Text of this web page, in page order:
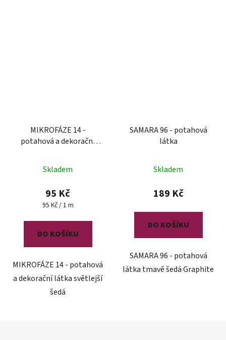
MIKROFÁZE 14 -
potahová a dekorační
Skladem
95 Kč
Měrná
95 Kč / 1 m
DO KOŠÍKU
MIKROFÁZE 14 - potahová
a dekorační látka světlejší
šedá
SAMARA 96 - potahová
látka
Skladem
189 Kč
DO KOŠÍKU
SAMARA 96 - potahová
látka tmavě šedá Graphite